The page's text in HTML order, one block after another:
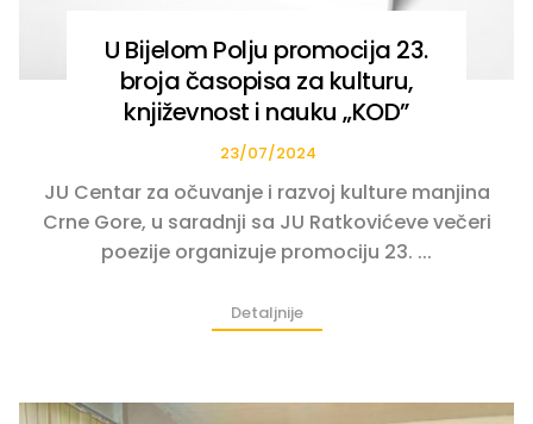
U Bijelom Polju promocija 23.
broja časopisa za kulturu,
književnost i nauku „KOD”
23/07/2024
JU Centar za očuvanje i razvoj kulture manjina
Crne Gore, u saradnji sa JU Ratkovićeve večeri
poezije organizuje promociju 23. ...
Detaljnije